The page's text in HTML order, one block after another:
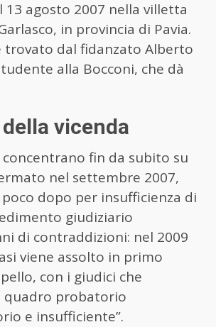
13 agosto 2007 nella villetta
in provincia di Pavia.
trovato dal fidanzato Alberto
alla Bocconi, che dà
vicenda
concentrano fin da subito su
nel settembre 2007,
dopo per insufficienza di
giudiziario
di contraddizioni: nel 2009
viene assolto in primo
con i giudici che
quadro probatorio
e insufficiente”.